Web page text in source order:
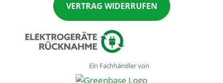
VERTRAG WIDERRUFEN
Ein Fachhändler von